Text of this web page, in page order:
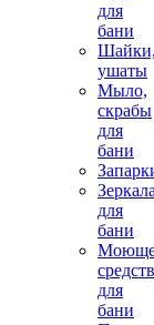
для
бани
Шайки,
ушаты
Мыло,
скрабы
для
бани
Зеркала
для
бани
для
бани